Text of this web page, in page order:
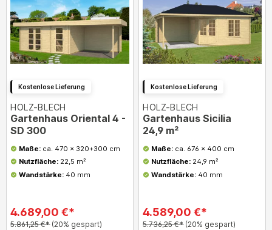
Kostenlose Lieferung
HOLZ-BLECH
Gartenhaus Oriental 4 -
SD 300
Maße: ca. 470 x 320+300 cm
Nutzfläche: 22,5 m²
Wandstärke:40 mm
4.689,00 €*
5.861,25 €* (20% gespart)
Kostenlose Lieferung
HOLZ-BLECH
Gartenhaus Sicilia
24,9 m²
Maße: ca. 676 x 400 cm
Nutzfläche: 24,9 m²
Wandstärke:40 mm
4.589,00 €*
5.736,25 €* (20% gespart)